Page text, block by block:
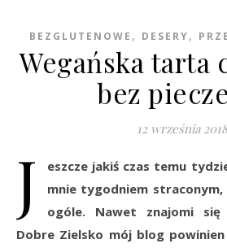
BEZGLUTENOWE , DESERY,
Wegańska tarta
bez
12 września 2018
J
eszcze jakiś czas temu
mnie tygodniem
ogóle. Nawet znajomi się
Dobre Zielsko mój blog